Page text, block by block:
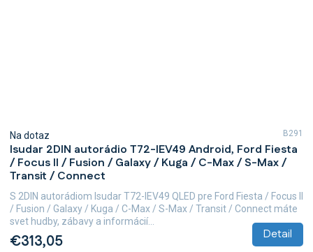
Isudar 2DIN autorádio T72-IEV49 Android, Ford Fiesta
/ Focus II / Fusion / Galaxy / Kuga / C-Max / S-Max /
Transit / Connect
Na dotaz
€313,05 Detail
S 2DIN autorádiom Isudar T72-IEV49 QLED pre Ford Fiesta / Focus II
/ Fusion / Galaxy / Kuga / C-Max / S-Max / Transit / Connect máte
svet hudby, zábavy a informácií...
B291